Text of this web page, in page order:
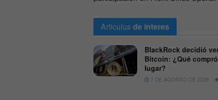
Articulosde interes
BlackRock decidió
Bitcoin: ¿Qué
lugar?
7 DE AGOSTO DE 2026